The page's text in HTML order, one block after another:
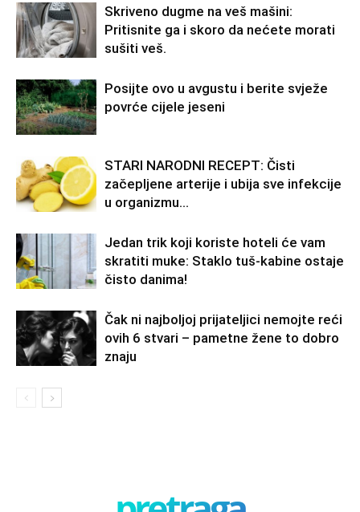
Skriveno dugme na veš mašini:
Pritisnite ga i skoro da nećete morati
sušiti veš.
Posijte ovo u avgustu i berite svježe
povrće cijele jeseni
STARI NARODNI RECEPT: Čisti
začepljene arterije i ubija sve infekcije
u organizmu…
Jedan trik koji koriste hoteli će vam
skratiti muke: Staklo tuš-kabine ostaje
čisto danima!
Čak ni najboljoj prijateljici nemojte reći
ovih 6 stvari – pametne žene to dobro
znaju